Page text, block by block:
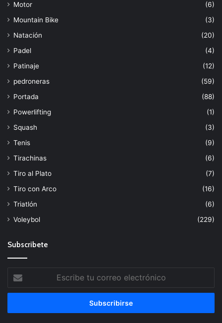
Motor
(6)
Mountain Bike
(3)
Natación
(20)
Padel
(4)
Patinaje
(12)
pedroneras
(59)
Portada
(88)
Powerlifting
(1)
Squash
(3)
Tenis
(9)
Tirachinas
(6)
Tiro al Plato
(7)
Tiro con Arco
(16)
Triatlón
(6)
Voleybol
(229)
Subscribete
tu
correo